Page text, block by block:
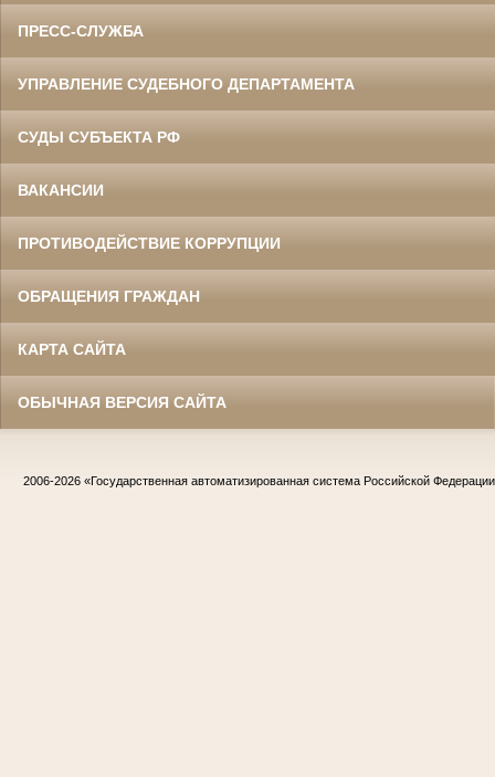
ПРЕСС-СЛУЖБА
УПРАВЛЕНИЕ СУДЕБНОГО ДЕПАРТАМЕНТА
СУДЫ СУБЪЕКТА РФ
ВАКАНСИИ
ПРОТИВОДЕЙСТВИЕ КОРРУПЦИИ
ОБРАЩЕНИЯ ГРАЖДАН
КАРТА САЙТА
ОБЫЧНАЯ ВЕРСИЯ САЙТА
2006-2026 «Государственная автоматизированная система Российской